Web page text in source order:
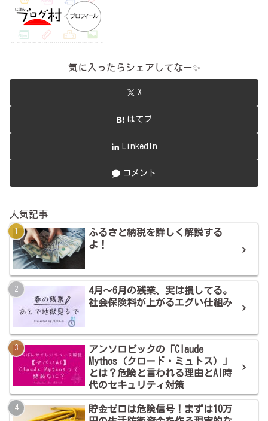
気に入ったらシェアしてなー✨
X
はてブ
LinkedIn
コメント
人気記事
ふるさと納税を詳しく解説する
よ！
4月～6月の残業、実は損してる。
社会保険料が上がるエグい仕組み
アンソロピックの「Claude
Mythos（クロード・ミュトス）」
とは？危険と言われる理由とAI時
代のセキュリティ対策
貯金ゼロは危険信号！まずは10万